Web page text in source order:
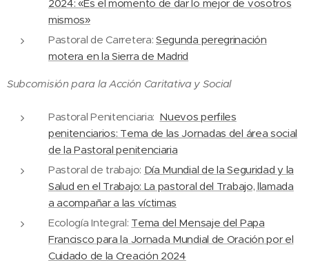
2024: «Es el momento de dar lo mejor de vosotros
mismos»
Pastoral de Carretera:Segunda peregrinación
motera en la Sierra de Madrid
Subcomisión para la Acción Caritativa y Social
Pastoral Penitenciaria: Nuevos perfiles
penitenciarios: Tema de las Jornadas del área social
de la Pastoral penitenciaria
Pastoral de trabajo: Día Mundial de la Seguridad y la
Salud en el Trabajo: La pastoral del Trabajo, llamada
a acompañar a las víctimas
Ecología Integral: Tema del Mensaje del Papa
Francisco para la Jornada Mundial de Oración por el
Cuidado de la Creación 2024